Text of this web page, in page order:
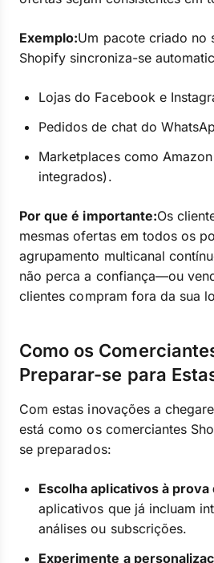
Exemplo:Um pacote criado no
Shopify sincroniza-se
Lojas do Facebook e
Pedidos de chat do
Marketplaces como
integrados).
Por que é importante:Os
mesmas ofertas em todos os
agrupamento multicanal
não perca a confiança—ou
clientes compram fora da sua
Como os
Preparar-se para
Com estas inovações a
está como os comerciantes
se preparados:
Escolha aplicativos à
aplicativos que já incluam
análises ou subscrições.
Experimente a